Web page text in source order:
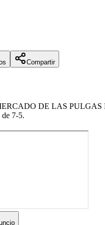
Compartir
DE LAS PULGAS
de 7-5.